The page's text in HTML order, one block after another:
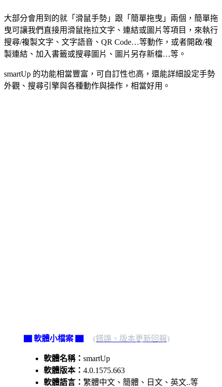
大部分會用到的就「滑鼠手勢」跟「簡單拖曳」兩個，簡單拖
曳可讓我們直接用滑鼠拖拉文字、連結或圖片等項目，來執行
搜尋/複製文字、文字語音、QR Code…等動作，或者開啟/複
製連結、加入書籤或搜尋圖片、圖片另存新檔…等。
smartUp 的功能相當豐富，可自訂性也高，還能詳細設定手勢
外觀、搜尋引擎與各種動作與操作，相當好用。
▇ 軟體小檔案 ▇ (錯誤、版本更新回報)
軟體名稱： smartUp
軟體版本： 4.0.1575.663
軟體語言： 繁體中文、簡體、日文、英文..等